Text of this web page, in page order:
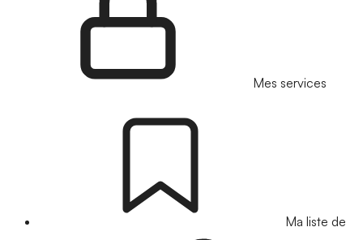
Mes services
Ma liste de